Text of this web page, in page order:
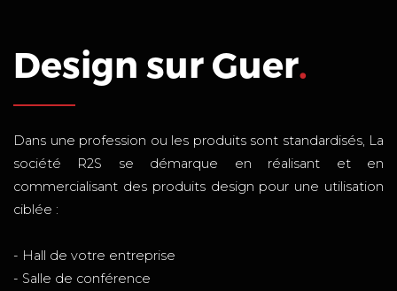
Design sur Guer.
Dans une profession ou les produits sont standardisés, La
société R2S se démarque en réalisant et en
commercialisant des produits design pour une utilisation
ciblée :
- Hall de votre entreprise
- Salle de conférence